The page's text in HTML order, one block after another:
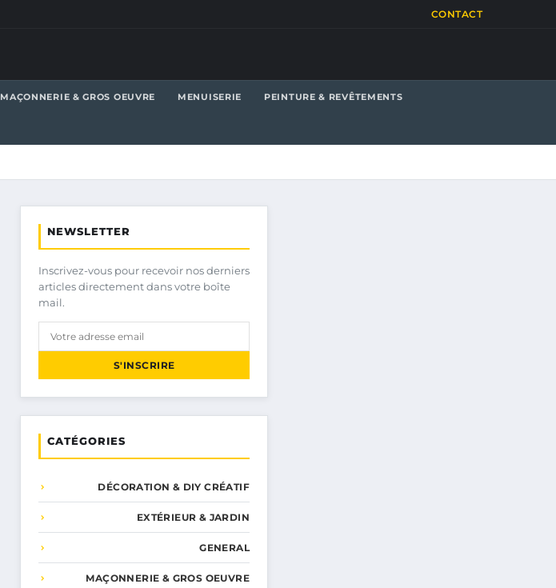
CONTACT
MAÇONNERIE & GROS OEUVRE MENUISERIE PEINTURE & REVÊTEMENTS
NEWSLETTER
Inscrivez-vous pour recevoir nos derniers
articles directement dans votre boîte
mail.
S'INSCRIRE
CATÉGORIES
DÉCORATION & DIY CRÉATIF
EXTÉRIEUR & JARDIN
GENERAL
MAÇONNERIE & GROS OEUVRE